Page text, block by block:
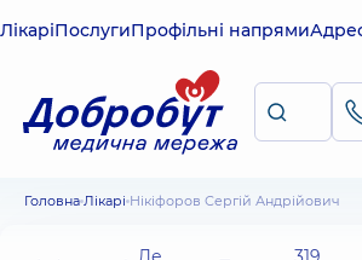
ЛікаріПослугиПрофільні напрями
Головна Лікарі Нікіфоров Сергій Андрійович